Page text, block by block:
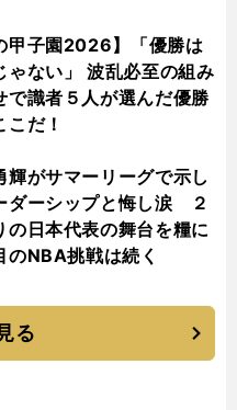
甲子園2026】「優勝は
ゃない」 波乱必至の組み
で識者５人が選んだ優勝
こだ！
輝がサマーリーグで示し
ダーシップと悔し涙 ２
の日本代表の舞台を糧に
のNBA挑戦は続く
る